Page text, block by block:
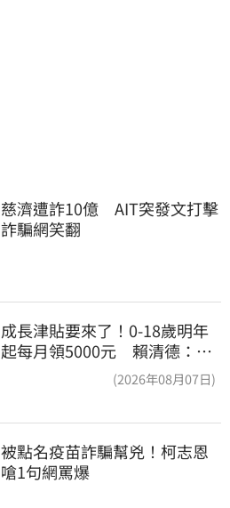
慈濟遭詐10億　AIT突發文打擊
詐騙網笑翻
成長津貼要來了！0-18歲明年
起每月領5000元 賴清德：此
(2026年08月07日)
被點名疫苗詐騙幫兇！柯志恩
嗆1句網罵爆